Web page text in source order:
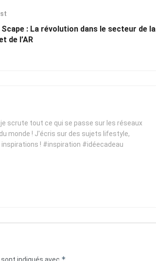
: La révolution dans le secteur de la
de l’AR
scrute tout ce qui se passe sur les réseaux
monde ! J'écris sur des sujets lifestyle,
! #inspiration #idéecadeau